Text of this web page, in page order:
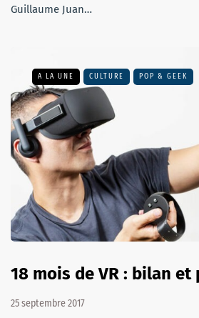
Guillaume Juan…
A LA UNE CULTURE POP & GEEK
18 mois de VR : bilan
25 septembre 2017